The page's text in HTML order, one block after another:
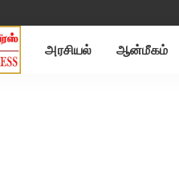
அரசியல் ஆன்மீகம்